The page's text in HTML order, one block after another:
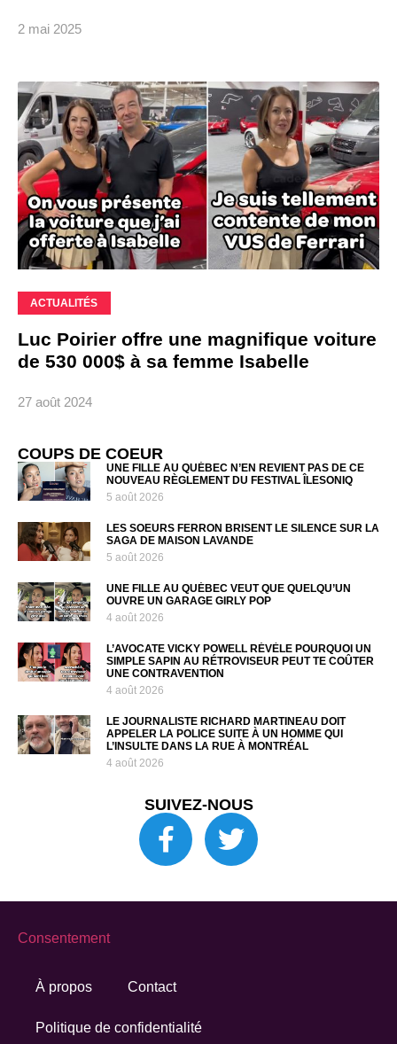
2 mai 2025
ACTUALITÉS
Luc Poirier offre une magnifique voiture
de 530 000$ à sa femme Isabelle
27 août 2024
COUPS DE COEUR
UNE FILLE AU QUÉBEC N’EN REVIENT PAS DE CE
NOUVEAU RÈGLEMENT DU FESTIVAL ÎLESONIQ
5 août 2026
LES SOEURS FERRON BRISENT LE SILENCE SUR LA
SAGA DE MAISON LAVANDE
5 août 2026
UNE FILLE AU QUÉBEC VEUT QUE QUELQU’UN
OUVRE UN GARAGE GIRLY POP
4 août 2026
L’AVOCATE VICKY POWELL RÉVÈLE POURQUOI UN
SIMPLE SAPIN AU RÉTROVISEUR PEUT TE COÛTER
UNE CONTRAVENTION
4 août 2026
LE JOURNALISTE RICHARD MARTINEAU DOIT
APPELER LA POLICE SUITE À UN HOMME QUI
L’INSULTE DANS LA RUE À MONTRÉAL
4 août 2026
SUIVEZ-NOUS
À propos Contact
Politique de confidentialité
Consentement